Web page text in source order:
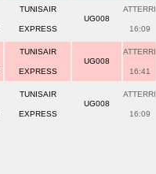
TUNISAIR
EXPRESS
UG008
ATTERRI
16:09
TUNISAIR
EXPRESS
UG008
ATTERRI
16:41
TUNISAIR
EXPRESS
UG008
ATTERRI
16:09